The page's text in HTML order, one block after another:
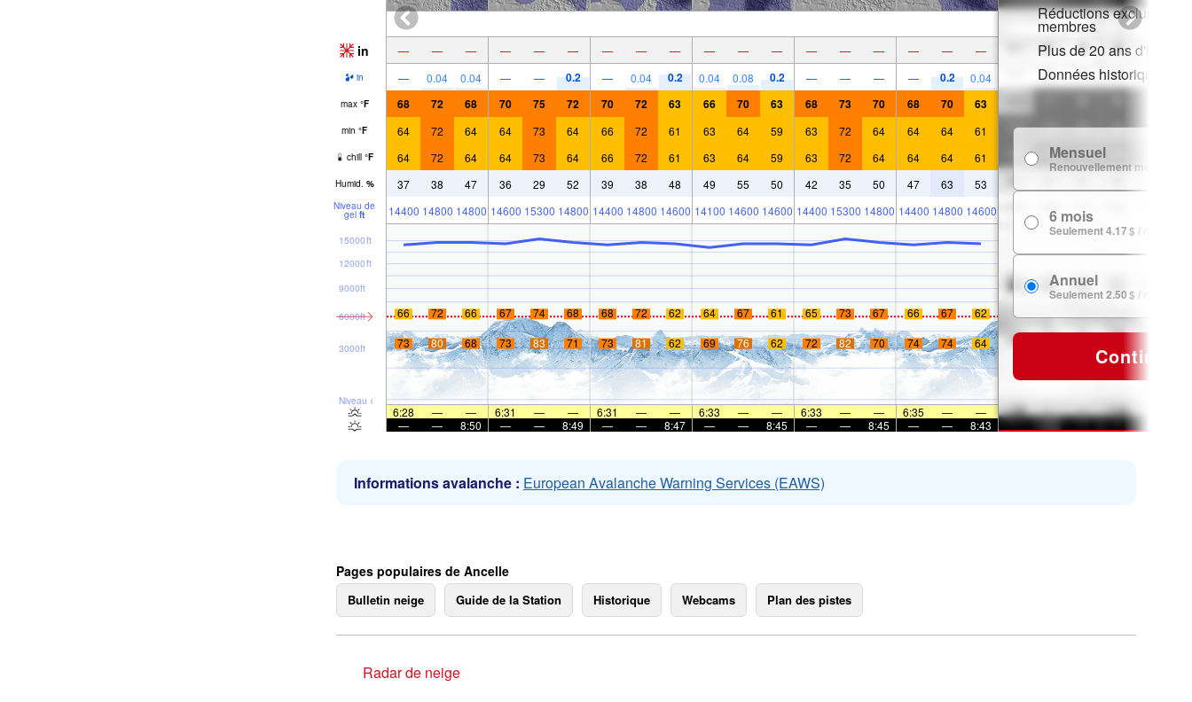
in — — — — — — — — — — — — — — — — — —
in — 0.04 0.04 — — 0.2 — 0.04 0.2 0.04 0.08 0.2 — — — — 0.2 0.04
max °F 68 72 68 70 75 72 70 72 63 66 70 63 68 73 70 68 70 63
min °F 64 72 64 64 73 64 66 72 61 63 64 59 63 72 64 64 64 61
chill °F 64 72 64 64 73 64 66 72 61 63 64 59 63 72 64 64 64 61
Humid. % 37 38 47 36 29 52 39 38 48 49 55 50 42 35 50 47 63 53
Niveau de
gel ft 14400 14800 14800 14600 15300 14800 14400 14800 14600 14100 14600 14600 14400 15300 14800 14400 14800 14600
Niveau de la mer
3000ft
6000ft
9000ft
12000ft
15000ft
66 72 66 67 74 68 68 72 62 64 67 61 65 73 67 66 67
62
73
80 68 73 83 71 73 81 62 69 76 62 72 82 70 74 74 64
6:28 — — 6:31 — — 6:31 — — 6:33 — — 6:33 — — 6:35 —
—
—
— 8:50 — — 8:49 — — 8:47 — — 8:45 — — 8:45 — — 8:43
Réductions exclusives
membres
Plus de 20 ans
Données historiques
Mensuel
Renouvellement mensuel
6 mois
Seulement 4.17 $ / mois
Annuel
Seulement 2.50 $ / mois
Continuer
Informations avalanche : European Avalanche Warning Services (EAWS)
Pages populaires de Ancelle
Bulletin neige Guide de la Station Historique Webcams Plan des pistes
Radar de neige